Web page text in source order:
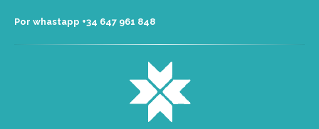
Por whastapp +34 ‭647 961 848‬